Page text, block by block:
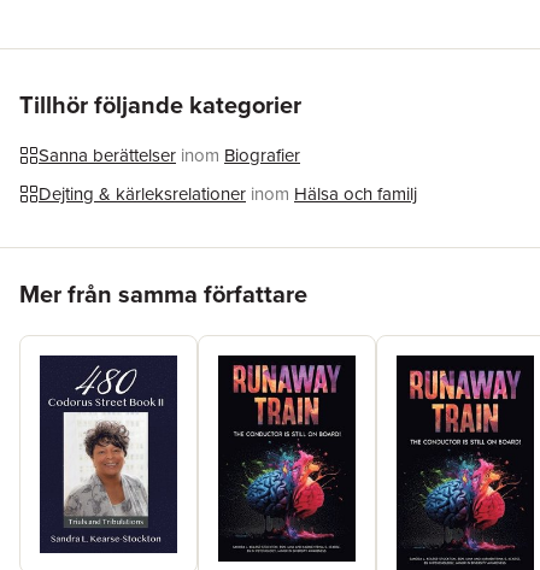
Tillhör följande kategorier
Sanna berättelser inom Biografier
Dejting & kärleksrelationer inom Hälsa och familj
Mer från samma författare